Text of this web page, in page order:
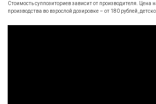
Стоимость суппозиториев зависит от производителя. Цена
производства во взрослой дозировке – от 180 рублей,